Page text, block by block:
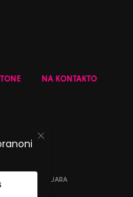
NA KONTAKTO
E REZERVUARA